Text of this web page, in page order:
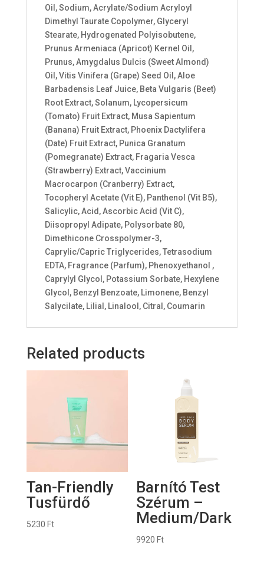
Oil, Sodium, Acrylate/Sodium Acryloyl
Dimethyl Taurate Copolymer, Glyceryl
Stearate, Hydrogenated Polyisobutene,
Prunus Armeniaca (Apricot) Kernel Oil,
Prunus, Amygdalus Dulcis (Sweet Almond)
Oil, Vitis Vinifera (Grape) Seed Oil, Aloe
Barbadensis Leaf Juice, Beta Vulgaris (Beet)
Root Extract, Solanum, Lycopersicum
(Tomato) Fruit Extract, Musa Sapientum
(Banana) Fruit Extract, Phoenix Dactylifera
(Date) Fruit Extract, Punica Granatum
(Pomegranate) Extract, Fragaria Vesca
(Strawberry) Extract, Vaccinium
Macrocarpon (Cranberry) Extract,
Tocopheryl Acetate (Vit E), Panthenol (Vit B5),
Salicylic, Acid, Ascorbic Acid (Vit C),
Diisopropyl Adipate, Polysorbate 80,
Dimethicone Crosspolymer-3,
Caprylic/Capric Triglycerides, Tetrasodium
EDTA, Fragrance (Parfum), Phenoxyethanol ,
Caprylyl Glycol, Potassium Sorbate, Hexylene
Glycol, Benzyl Benzoate, Limonene, Benzyl
Salycilate, Lilial, Linalool, Citral, Coumarin
Related products
Tan-Friendly
Tusfürdő
5230 Ft
Barnító Test
Szérum –
Medium/Dark
9920 Ft